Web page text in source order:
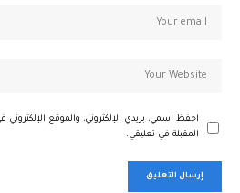
احفظ اسمي، بريدي الإلكتروني، والموقع
المقبلة في تعليقي.